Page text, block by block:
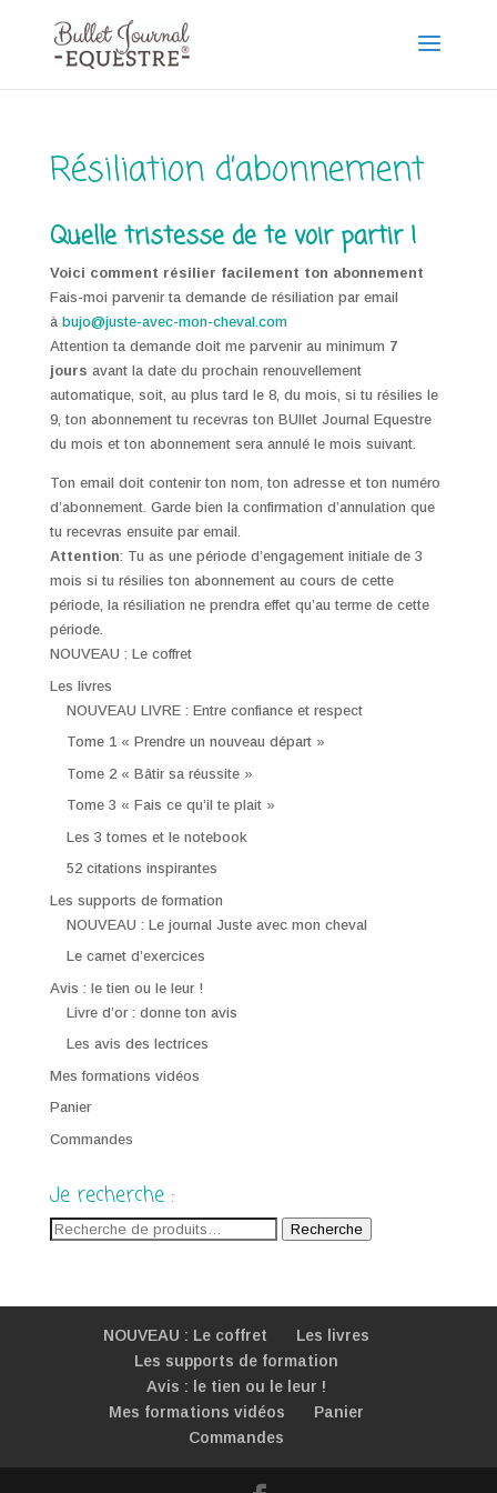
Résiliation d’abonnement
Quelle tristesse de te voir partir !
Voici comment résilier facilement ton abonnement
Fais-moi parvenir ta demande de résiliation par email
à bujo@juste-avec-mon-cheval.com
Attention ta demande doit me parvenir au minimum 7
jours avant la date du prochain renouvellement
automatique, soit, au plus tard le 8, du mois, si tu résilies le
9, ton abonnement tu recevras ton BUllet Journal Equestre
du mois et ton abonnement sera annulé le mois suivant.
Ton email doit contenir ton nom, ton adresse et ton numéro
d’abonnement. Garde bien la confirmation d’annulation que
tu recevras ensuite par email.
Attention: Tu as une période d’engagement initiale de 3
mois si tu résilies ton abonnement au cours de cette
période, la résiliation ne prendra effet qu’au terme de cette
période.
NOUVEAU : Le coffret
Les livres
NOUVEAU LIVRE : Entre confiance et respect
Tome 1 « Prendre un nouveau départ »
Tome 2 « Bâtir sa réussite »
Tome 3 « Fais ce qu’il te plait »
Les 3 tomes et le notebook
52 citations inspirantes
Les supports de formation
NOUVEAU : Le journal Juste avec mon cheval
Le carnet d’exercices
Avis : le tien ou le leur !
Livre d’or : donne ton avis
Les avis des lectrices
Mes formations vidéos
Panier
Commandes
Je recherche :
Recherche
Recherche
NOUVEAU : Le coffret
Les livres
Les supports de formation
Avis : le tien ou le leur !
Mes formations vidéos
Panier
Commandes